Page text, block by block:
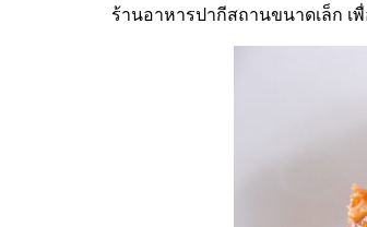
ร้านอาหารปากีสถานขนาดเล็ก เ